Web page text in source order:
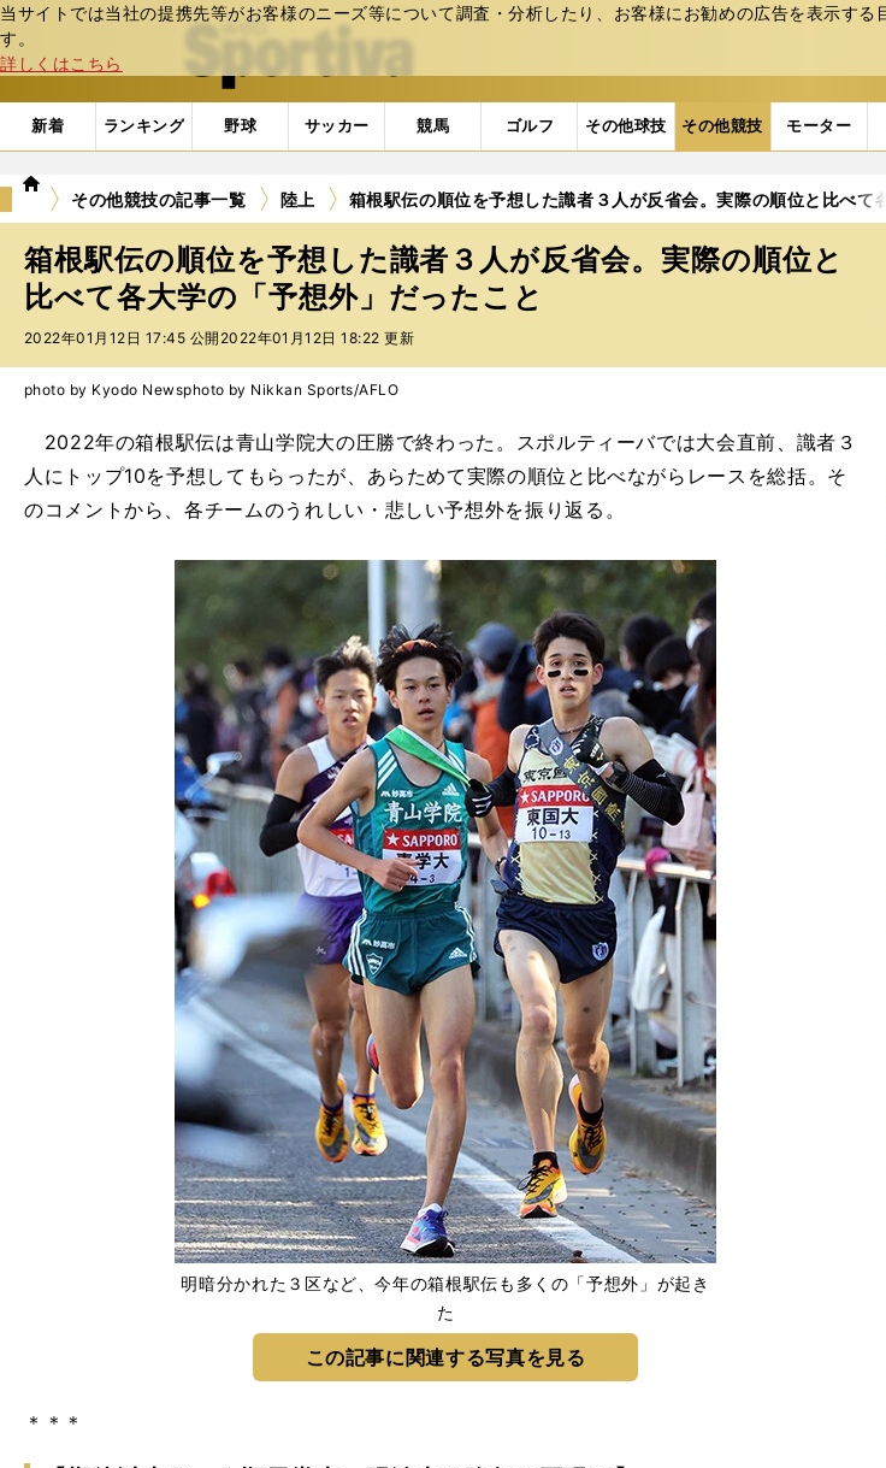
当サイトでは当社の提携先等がお客様のニーズ等について調査・分析したり、お客様にお勧めの広告を表⽰す
す。
詳しくはこちら
web Sportiva (webスポルティーバ)
新着 ランキング 野球 サッカー 競馬 ゴルフ その他球技 その他競技 モーター
we
ポ
ル
テ
ィ
ー
バ
その他競技の記事一覧 陸上 箱根駅伝の順位を予想した識者３人が反省会。実際の順位と比べて
箱根駅伝の順位を予想した識者３人が反省会。実際の順位と
比べて各大学の「予想外」だったこと
2022年01月12日 17:45 公開 2022年01月12日 18:22 更新
photo by Kyodo Newsphoto by Nikkan Sports/AFLO
2022年の箱根駅伝は青山学院大の圧勝で終わった。スポルティーバでは大会直前、識者３
人にトップ10を予想してもらったが、あらためて実際の順位と比べながらレースを総括。そ
のコメントから、各チームのうれしい・悲しい予想外を振り返る。
明暗分かれた３区など、今年の箱根駅伝も多くの「予想外」が起き
た
この記事に関連する写真を見る
＊＊＊